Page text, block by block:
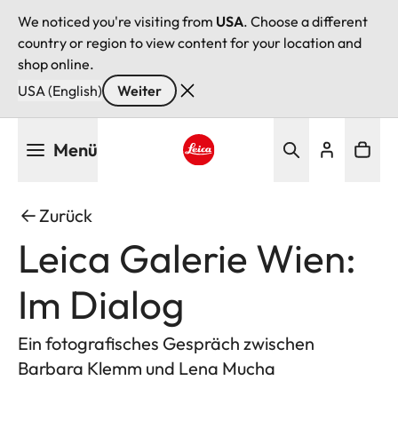
We noticed you're visiting from USA. Choose a different
country or region to view content for your location and
shop online.
USA (English)
Weiter
Menü
Zurück
Leica Galerie Wien:
Im Dialog
Ein fotografisches Gespräch zwischen
Barbara Klemm und Lena Mucha